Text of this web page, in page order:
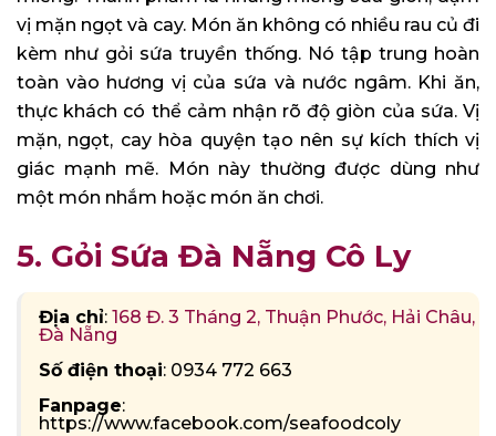
vị mặn ngọt và cay. Món ăn không có nhiều rau củ đi
kèm như gỏi sứa truyền thống. Nó tập trung hoàn
toàn vào hương vị của sứa và nước ngâm. Khi ăn,
thực khách có thể cảm nhận rõ độ giòn của sứa. Vị
mặn, ngọt, cay hòa quyện tạo nên sự kích thích vị
giác mạnh mẽ. Món này thường được dùng như
một món nhắm hoặc món ăn chơi.
5. Gỏi Sứa Đà Nẵng Cô Ly
Địa chỉ: 168 Đ. 3 Tháng 2, Thuận Phước, Hải Châu,
Đà Nẵng
Số điện thoại: 0934 772 663
Fanpage:
https://www.facebook.com/seafoodcoly